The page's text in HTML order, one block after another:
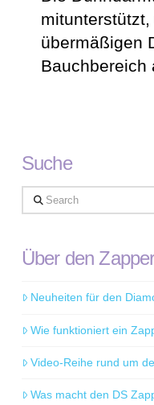
übermäßigen
Bauchbereich
Suche
Search
Über den
Neuheiten für den
Wie funktioniert ein
Video-Reihe rund um
Was macht den DS